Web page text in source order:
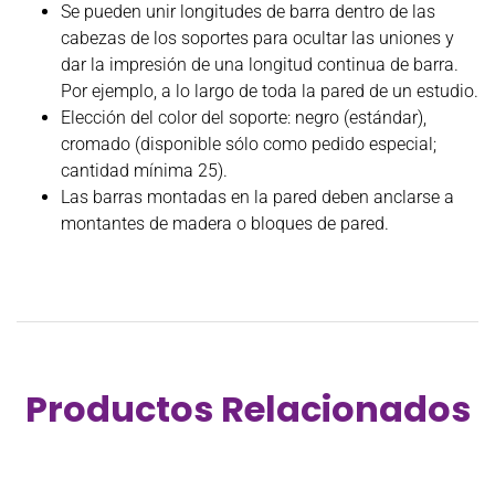
Se pueden unir longitudes de barra dentro de las
cabezas de los soportes para ocultar las uniones y
dar la impresión de una longitud continua de barra.
Por ejemplo, a lo largo de toda la pared de un estudio.
Elección del color del soporte: negro (estándar),
cromado (disponible sólo como pedido especial;
cantidad mínima 25).
Las barras montadas en la pared deben anclarse a
montantes de madera o bloques de pared.
Productos Relacionados